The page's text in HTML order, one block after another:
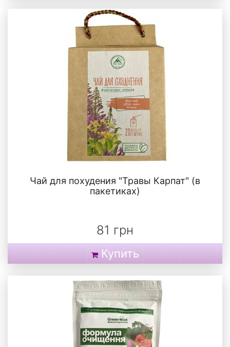
Чай для похудения "Травы Карпат" (в
пакетиках)
81 грн
Купить